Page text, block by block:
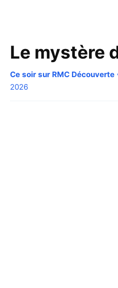
Le mystère
Ce soir sur RMC Découverte
2026